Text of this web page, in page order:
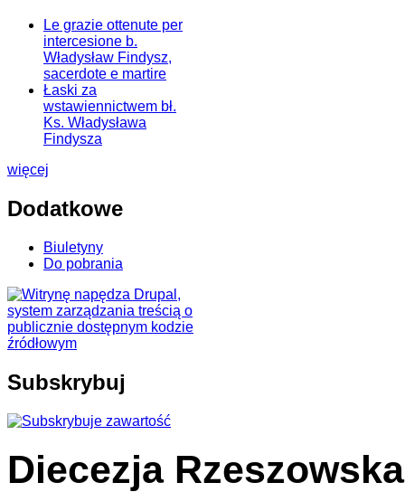
Le grazie ottenute per
intercesione b.
Władysław Findysz,
sacerdote e martire
Łaski za
wstawiennictwem bł.
Ks. Władysława
Findysza
więcej
Dodatkowe
Biuletyny
Do pobrania
Subskrybuj
Diecezja Rzeszowska